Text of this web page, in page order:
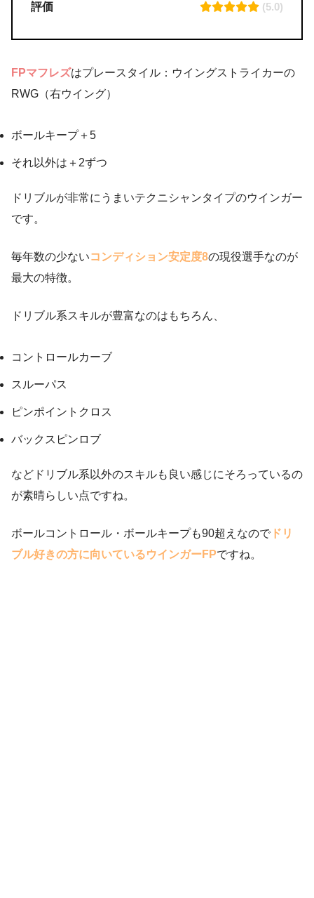
評価 (5.0)
FPマフレズはプレースタイル：ウイングストライカーの
RWG（右ウイング）
ボールキープ＋5
それ以外は＋2ずつ
ドリブルが非常にうまいテクニシャンタイプのウインガー
です。
毎年数の少ないコンディション安定度8の現役選手なのが
最大の特徴。
ドリブル系スキルが豊富なのはもちろん、
コントロールカーブ
スルーパス
ピンポイントクロス
バックスピンロブ
などドリブル系以外のスキルも良い感じにそろっているの
が素晴らしい点ですね。
ボールコントロール・ボールキープも90超えなので ドリ
ブル好きの方に向いているウインガーFPですね。